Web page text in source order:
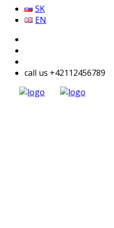
SK
EN
call us +42112456789